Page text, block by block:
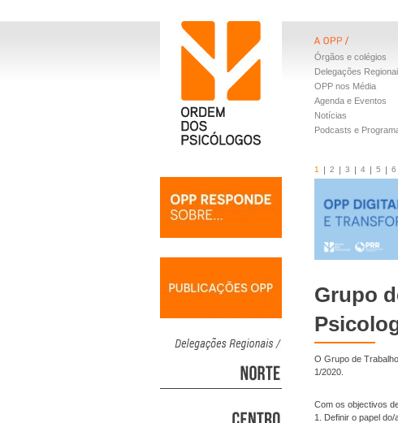
Órgãos e colégios
Delegações
OPP nos Média
Agenda e Eventos
Notícias
Podcasts e
1 2 3 4 5 6
Grupo
O Grupo de
1/2020.
Com os objectivos
1. Definir o papel